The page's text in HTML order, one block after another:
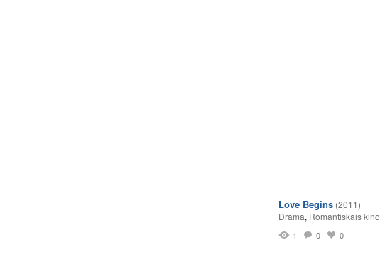
Love Begins (2011)
Drāma, Romantiskais kino
1 0 0